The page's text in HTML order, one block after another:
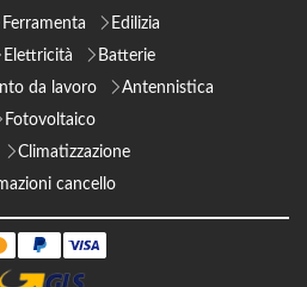
Ferramenta
Edilizia
Elettricità
Batterie
da lavoro
Antennistica
Fotovoltaico
Climatizzazione
cancello